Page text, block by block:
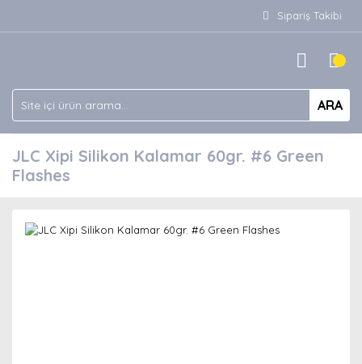
Sipariş Takibi
ARA
JLC Xipi Silikon Kalamar 60gr. #6 Green
Flashes